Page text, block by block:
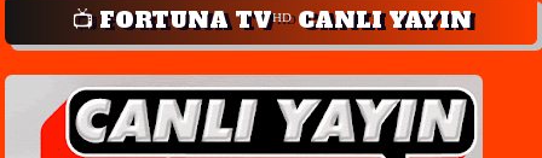
📺 FORTUNA TVᴴᴰ CANLI YAYIN